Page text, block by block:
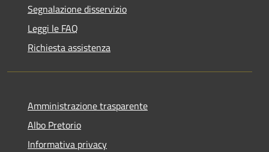
Segnalazione disservizio
Leggi le FAQ
Richiesta assistenza
Amministrazione trasparente
Albo Pretorio
Informativa privacy